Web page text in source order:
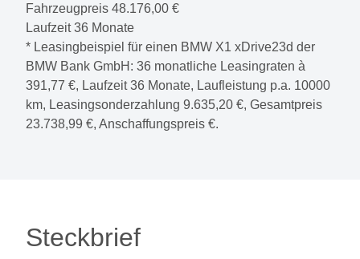
Fahrzeugpreis 48.176,00 €
Laufzeit36 Monate
* Leasingbeispiel für einen BMW X1 xDrive23d der
BMW Bank GmbH: 36 monatliche Leasingraten à
391,77 €, Laufzeit36 Monate, Laufleistung p.a. 10000
km, Leasingsonderzahlung 9.635,20 €, Gesamtpreis
23.738,99 €, Anschaffungspreis €.
Steckbrief